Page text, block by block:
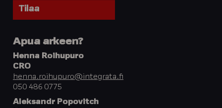
Apua arkeen?
Henna Roihupuro
CRO
henna.roihupuro@integrata.fi
050 486 0775
Aleksandr Popovitch